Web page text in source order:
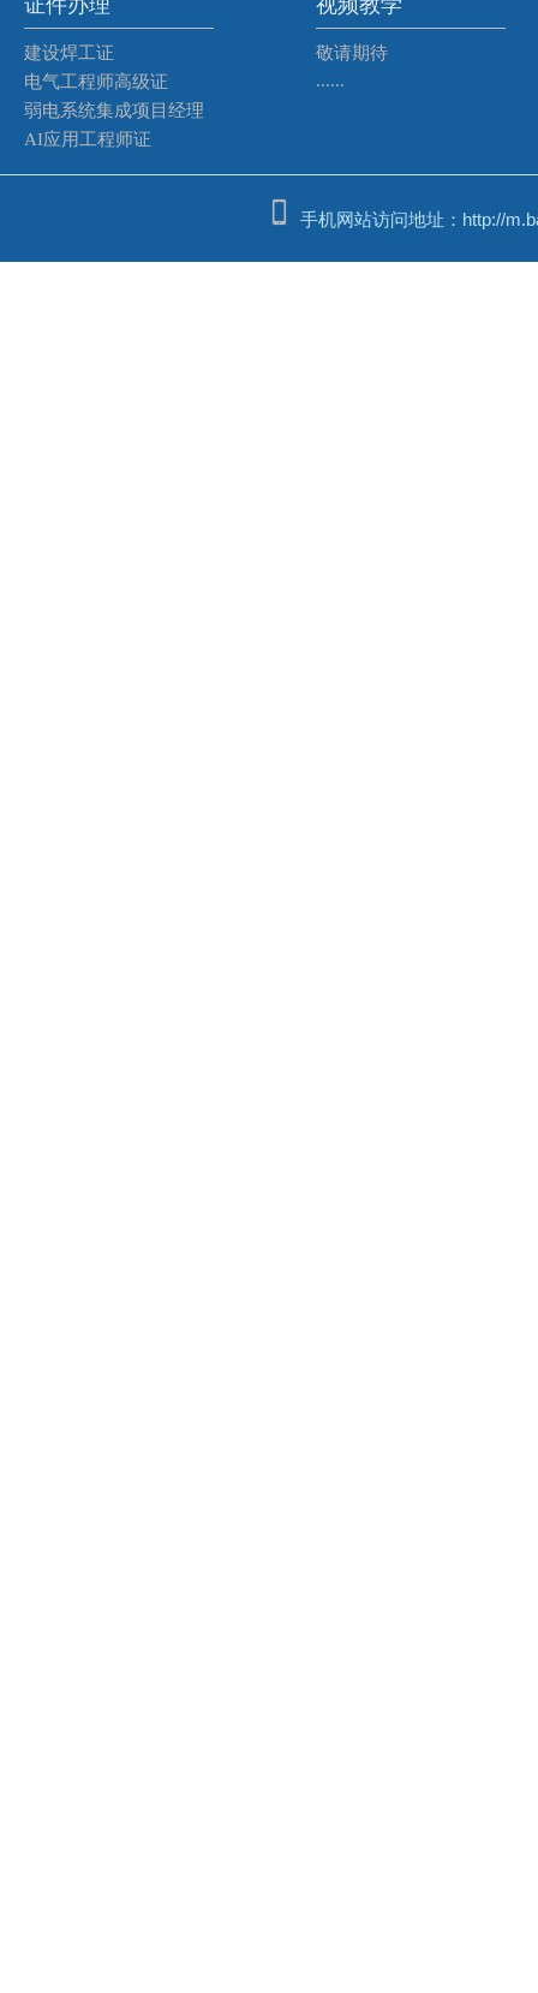
建设焊工证
电气工程师高级证
弱电系统集成项目经理
AI应用工程师证
敬请期待
......
手机网站访问地址：http://